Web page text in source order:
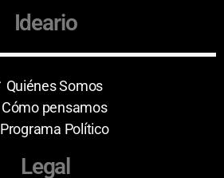
Ideario
Quiénes Somos
Cómo pensamos
Programa Político
Legal